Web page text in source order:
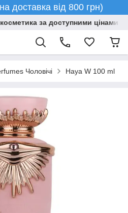
доставка від 800 грн)
за доступними цінами
Чоловічі Haya W 100 ml